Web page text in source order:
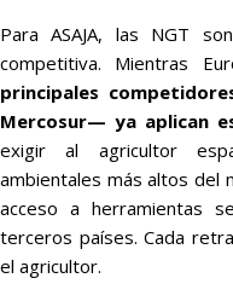
Para ASAJA, las NGT
competitiva. Mientras
principales
Mercosur— ya aplican
exigir al agricultor
ambientales más altos del
acceso a herramientas
terceros países. Cada
el agricultor.